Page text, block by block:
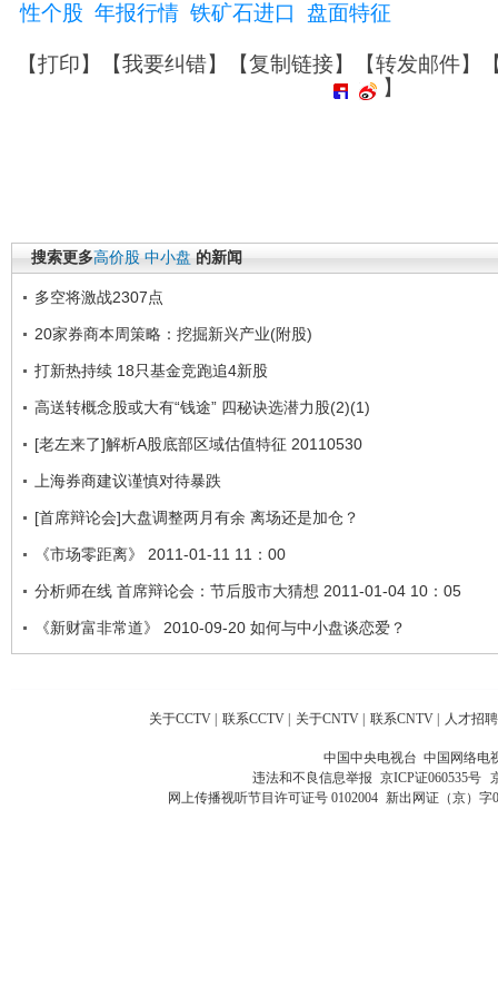
性个股 年报行情 铁矿石进口 盘面特征
【打印】【我要纠错】【复制链接】【转发邮件】
】
搜索更多高价股 中小盘 的新闻
多空将激战2307点
20家券商本周策略：挖掘新兴产业(附股)
打新热持续 18只基金竞跑追4新股
高送转概念股或大有“钱途” 四秘诀选潜力股(2)(1)
[老左来了]解析A股底部区域估值特征 20110530
上海券商建议谨慎对待暴跌
[首席辩论会]大盘调整两月有余 离场还是加仓？
《市场零距离》 2011-01-11 11：00
分析师在线 首席辩论会：节后股市大猜想 2011-01-04 10：05
《新财富非常道》 2010-09-20 如何与中小盘谈恋爱？
关于CCTV | 联系CCTV | 关于CNTV | 联系CNTV | 人才招聘
中国中央电视台 中国网络电
违法和不良信息举报 京ICP证060535号
网上传播视听节目许可证号 0102004 新出网证（京）